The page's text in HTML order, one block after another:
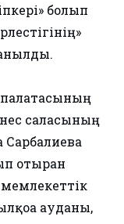
болып
саласының
Сарбалиева
отырған
мемлекеттік
ауданы,